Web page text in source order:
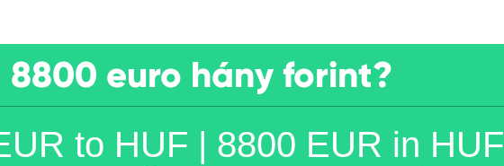
8800 euro hány forint?
to HUF | 8800 EUR in HUF